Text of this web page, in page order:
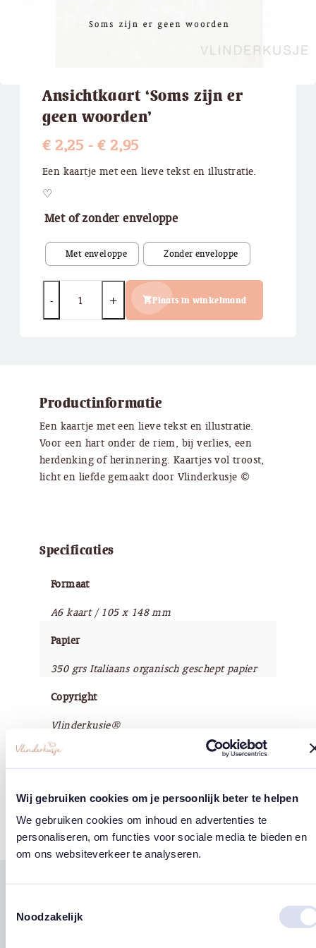
Wij gebruiken cookies om je persoonlijk beter te helpen
We gebruiken cookies om inhoud en advertenties te
personaliseren, om functies voor sociale media te bieden en
om ons websiteverkeer te analyseren.
Noodzakelijk
Ansichtkaart ‘Soms zijn er
geen woorden’
€2,25 - €2,95Prijsklasse:
€ 2,25
€ 2,95
Een kaartje met een lieve tekst en illustratie.
♡
Met of zonder enveloppe
Plaats in winkelmand
Productinformatie
Een kaartje met een lieve tekst en illustratie.
Voor een hart onder de riem, bij verlies, een
herdenking of herinnering. Kaartjes vol troost,
licht en liefde gemaakt door Vlinderkusje ©
Specificaties
Formaat
A6 kaart / 105 x 148 mm
Papier
350 grs Italiaans organisch geschept papier
Copyright
Vlinderkusje®
Tags
Sterren
producten